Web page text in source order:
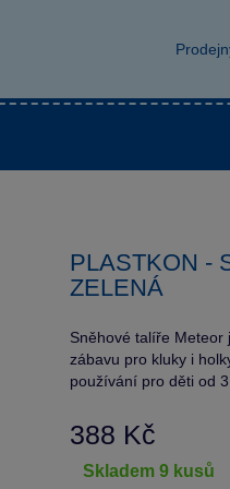
PLASTKON -
ZELENÁ
Sněhové talíře
zábavu pro kluky i
používání pro děti od 3
388 Kč
skladem 9 kusů